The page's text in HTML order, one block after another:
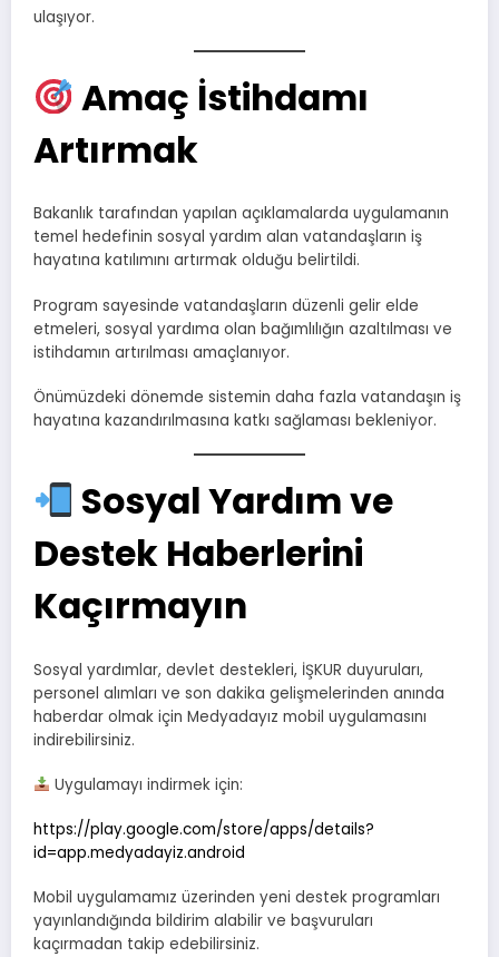
ulaşıyor.
Amaç İstihdamı
Artırmak
Bakanlık tarafından yapılan açıklamalarda uygulamanın
temel hedefinin sosyal yardım alan vatandaşların iş
hayatına katılımını artırmak olduğu belirtildi.
Program sayesinde vatandaşların düzenli gelir elde
etmeleri, sosyal yardıma olan bağımlılığın azaltılması ve
istihdamın artırılması amaçlanıyor.
Önümüzdeki dönemde sistemin daha fazla vatandaşın iş
hayatına kazandırılmasına katkı sağlaması bekleniyor.
Sosyal Yardım ve
Destek Haberlerini
Kaçırmayın
Sosyal yardımlar, devlet destekleri, İŞKUR duyuruları,
personel alımları ve son dakika gelişmelerinden anında
haberdar olmak için Medyadayız mobil uygulamasını
indirebilirsiniz.
Uygulamayı indirmek için:
https://play.google.com/store/apps/details?
id=app.medyadayiz.android
Mobil uygulamamız üzerinden yeni destek programları
yayınlandığında bildirim alabilir ve başvuruları
kaçırmadan takip edebilirsiniz.